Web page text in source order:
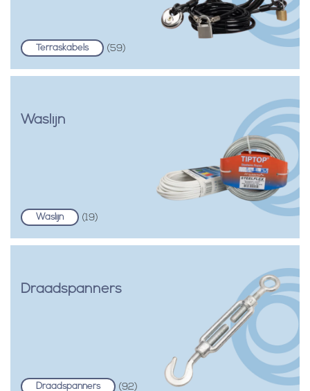
Terraskabels (59)
Waslijn
Waslijn (19)
Draadspanners
Draadspanners (92)